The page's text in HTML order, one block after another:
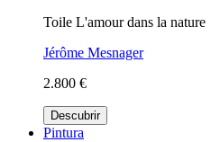
Toile L'amour dans la nature
Jérôme Mesnager
2.800 €
Descubrir
Pintura